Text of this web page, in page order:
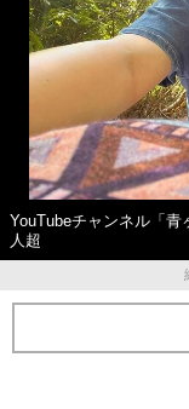
YouTubeチャンネル「
人超